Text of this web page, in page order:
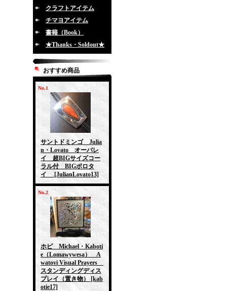
クラフトアイテム
チマヨアイテム
書籍（Book）
★Thanks・Soldout★
おすすめ商品
No.1
サントドミンゴ Julia
n・Lovato オーバレ
イ 超BIGサイズコー
ラル付 BIGボロタ
イ
[JulianLovato13]
No.2
ホピ Michael・Kaboti
e（Lomawywesa） A
watovi Visual Prayers
スタンディングディス
プレイ（置き物）
[kab
otie17]